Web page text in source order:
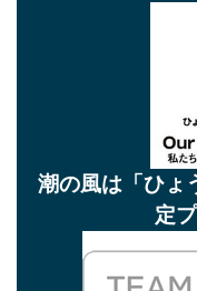
潮の風は「ひょ
定